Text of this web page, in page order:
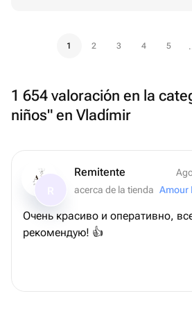
1 2 3 4 5
1 654 valoración en la
niños" en Vladímir
Remitente
acerca de la tienda Amour
Очень красиво и оперативно,
рекомендую! 👍